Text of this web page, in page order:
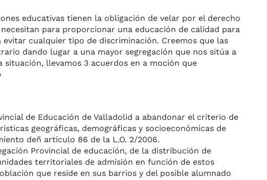
educativas tienen la obligación de velar por el derecho
para proporcionar una educación de calidad para
cualquier tipo de discriminación. Creemos que las
dando lugar a una mayor segregación que nos sitúa a
llevamos 3 acuerdos en a moción que
de Educación de Valladolid a abandonar el criterio de
geográficas, demográficas y socioeconómicas de
deñ artículo 86 de la L.O. 2/2006.
Provincial de educación, de la distribución de
territoriales de admisión en función de estos
que reside en sus barrios y del posible alumnado